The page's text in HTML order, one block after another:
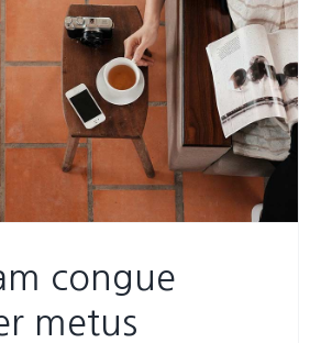
congue
metus